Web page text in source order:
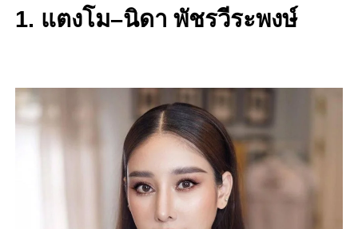
1. แตงโม–นิดา พัชรวีระพงษ์